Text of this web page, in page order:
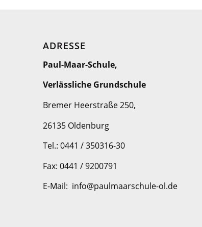
ADRESSE
Paul-Maar-Schule,
Verlässliche Grundschule
Bremer Heerstraße 250,
26135 Oldenburg
Tel.: 0441 / 350316-30
Fax: 0441 / 9200791
E-Mail: info@paulmaarschule-ol.de